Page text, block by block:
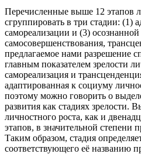
Перечисленные выше 12 этапов
сгруппировать в три стадии: (1)
самореализации и (3)
самосовершенствования,
предлагаемое нами разрешение
главным показателем зрелости
самореализация и
адаптированная к социуму
поэтому можно говорить о
развития как стадиях зрелости.
личностного роста, как и
этапов, в значительной степени
Таким образом, стадия
соответствующего её названию